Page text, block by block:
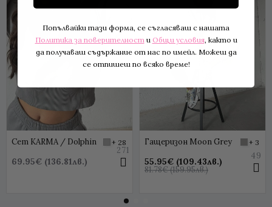
Сет KARMA / Dolphin + 28
69.95€ (136.81лв.)
271
Гащеризон Moon Grey + 3
55.95€ (109.43лв.)
81.78€ (159.95лв.)
49
Попълвайки тази форма, се съгласяваш с нашата
Политика за поверителности Общи условия, както и
да получаваш съдържание от нас по имейл. Можеш да
се отпишеш по всяко време!